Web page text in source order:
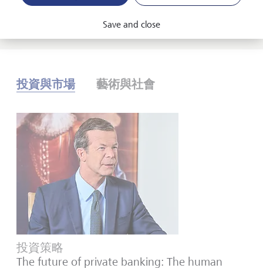
瞭解更多
投資與市場 藝術與社會
投資策略
The future of private banking: The human
Save and close